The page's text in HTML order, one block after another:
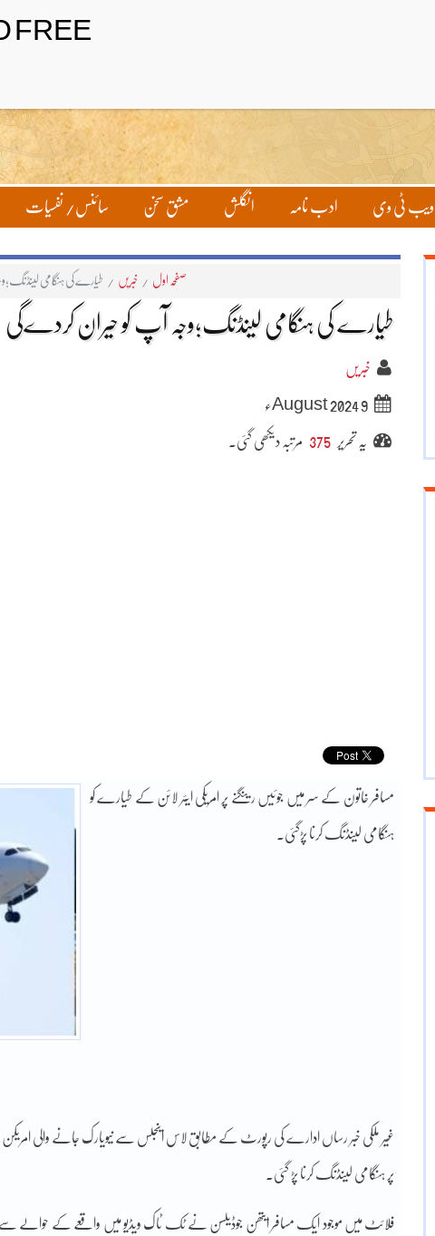
لاگ ان
ویب ٹی وی ادب نامہ انگلش مشق سخن سائنس/ نفسیات
صفحہ اول / خبریں / طیارے کی ہنگامی
طیارے کی ہنگامی لینڈنگ؛وجہ آپ کو حیران کردےگی
خبریں
9 August 2024ء
یہ تحریر 375 مرتبہ دیکھی گئی۔
مسافر خاتون کے سر میں جوئیں رینگنے پر امریکی ایئر لائن کے طیارے کو
ہنگامی لینڈنگ کرنا پڑگئی۔
پر ہنگامی لینڈنگ کرنا پڑ گئی۔
فلائٹ میں موجود ایک مسافر ایتھن جوڈیلسن نے ٹک ٹاک ویڈیو میں واقعے کے